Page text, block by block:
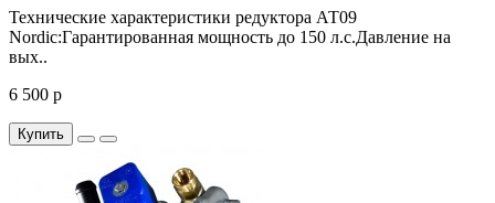
Технические характеристики редуктора АТ09
Nordic:Гарантированная мощность до 150 л.с.Давление на
вых..
6 500 р
Купить